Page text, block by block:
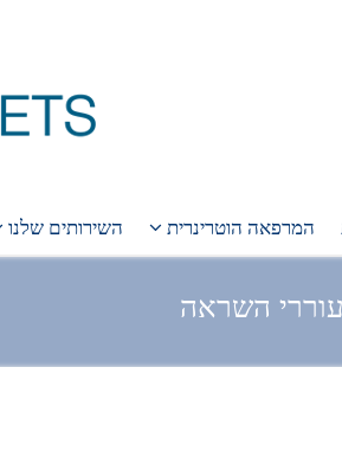
המרפאה הוטרינרית השירותים שלנו
השראה